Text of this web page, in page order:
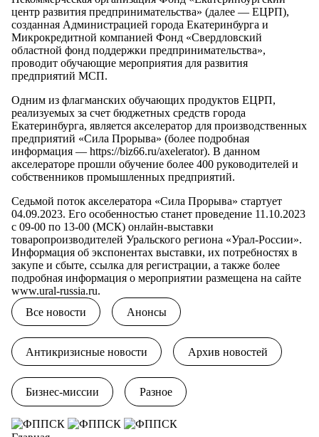
центр развития предпринимательства» (далее — ЕЦРП),
созданная Администрацией города Екатеринбурга и
Микрокредитной компанией Фонд «Свердловский
областной фонд поддержки предпринимательства»,
проводит обучающие мероприятия для развития
предприятий МСП.
Одним из флагманских обучающих продуктов ЕЦРП,
реализуемых за счет бюджетных средств города
Екатеринбурга, является акселератор для производственных
предприятий «Сила Прорыва» (более подробная
информация — https://biz66.ru/axelerator). В данном
акселераторе прошли обучение более 400 руководителей и
собственников промышленных предприятий.
Седьмой поток акселератора «Сила Прорыва» стартует
04.09.2023. Его особенностью станет проведение 11.10.2023
с 09-00 по 13-00 (МСК) онлайн-выставки
товаропроизводителей Уральского региона «Урал-России».
Информация об экспонентах выставки, их потребностях в
закупе и сбыте, ссылка для регистрации, а также более
подробная информация о мероприятии размещена на сайте
www.ural-russia.ru.
Все новости
Анонсы
Антикризисные новости Архив новостей
Бизнес-миссии Разное